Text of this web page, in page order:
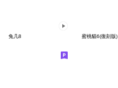
兔几8 蜜桃貓6(復刻版)